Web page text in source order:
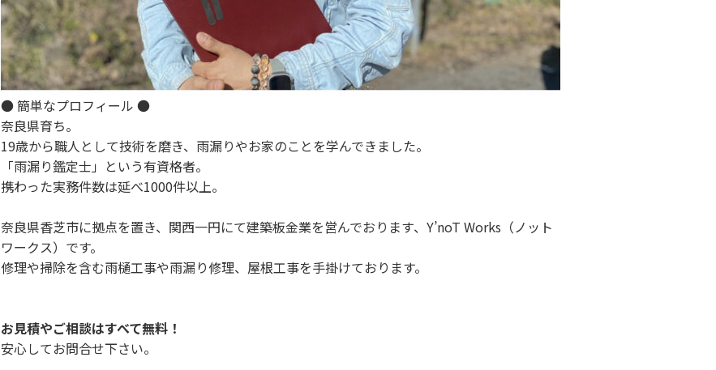
● 簡単なプロフィール ●
奈良県育ち。
19歳から職人として技術を磨き、雨漏りやお家のことを学んできました。
「雨漏り鑑定士」という有資格者。
携わった実務件数は延べ1000件以上。
奈良県香芝市に拠点を置き、関西一円にて建築板金業を営んでおります、Y’noT Works（ノット
ワークス）です。
修理や掃除を含む雨樋工事や雨漏り修理、屋根工事を手掛けております。
お見積やご相談はすべて無料！
安心してお問合せ下さい。